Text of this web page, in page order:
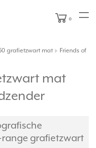
0
grafietzwart mat
Friends of
mat
grafietzwart